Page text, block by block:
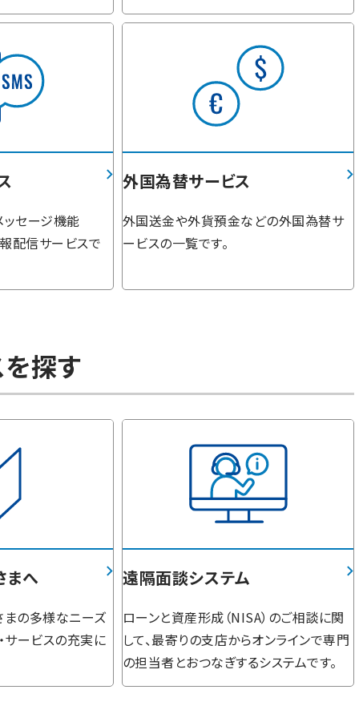
ッセージ機能
配信サービスで
外国為替サービス
外国送金や外貨預金などの外国為替サ
ービスの一覧です。
探す
まへ
まの多様なニーズ
サービスの充実に
遠隔面談システム
ローンと資産形成（NISA）のご相談に関
して、最寄りの支店からオンラインで専門
の担当者とおつなぎするシステムです。